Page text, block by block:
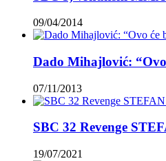
09/04/2014
Dado Mihajlović:
07/11/2013
SBC 32 Revenge
19/07/2021